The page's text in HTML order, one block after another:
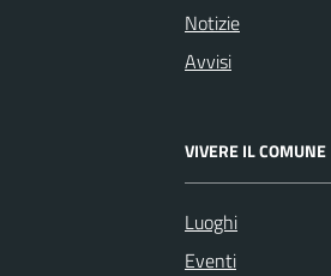
Notizie
Avvisi
VIVERE IL COMUNE
Luoghi
Eventi